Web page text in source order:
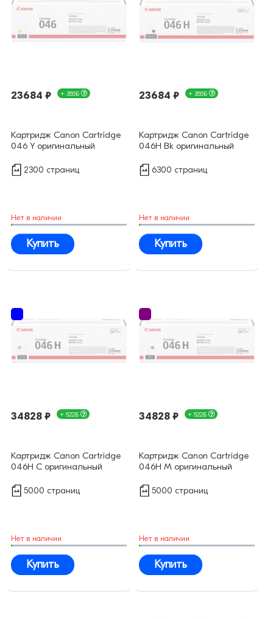
23684 ₽ + 355Б
Картридж Canon Cartridge
046 Y оригинальный
2300 страниц
Нет в наличии
Купить
23684 ₽ + 355Б
Картридж Canon Cartridge
046H Bk оригинальный
6300 страниц
Нет в наличии
Купить
34828 ₽ + 522Б
Картридж Canon Cartridge
046H C оригинальный
5000 страниц
Нет в наличии
Купить
34828 ₽ + 522Б
Картридж Canon Cartridge
046H M оригинальный
5000 страниц
Нет в наличии
Купить